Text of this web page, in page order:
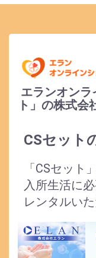
エランオンラ
ト」の株式会
CSセット
「CSセット
入所生活に
レンタルい